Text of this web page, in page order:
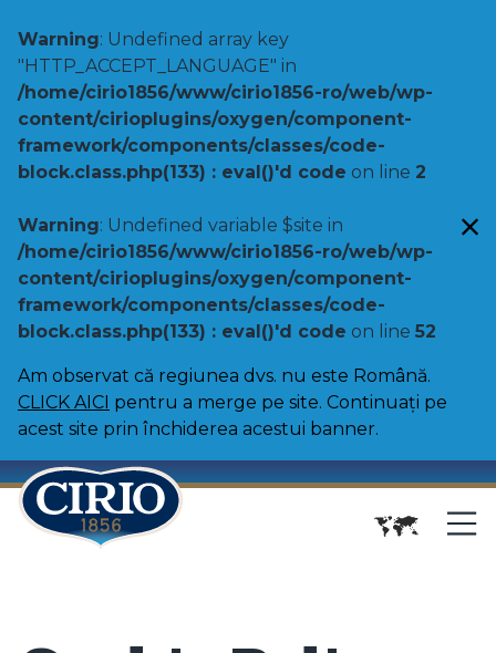
Warning: Undefined array key
"HTTP_ACCEPT_LANGUAGE" in
/home/cirio1856/www/cirio1856-ro/web/wp-
content/cirioplugins/oxygen/component-
framework/components/classes/code-
block.class.php(133) : eval()'d code on line 2
Warning: Undefined variable $site in
/home/cirio1856/www/cirio1856-ro/web/wp-
content/cirioplugins/oxygen/component-
framework/components/classes/code-
block.class.php(133) : eval()'d code on line 52
Am observat că regiunea dvs. nu este Română.
CLICK AICI pentru a merge pe site. Continuați pe
acest site prin închiderea acestui banner.